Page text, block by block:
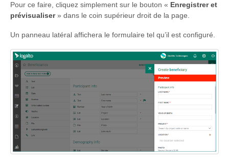
Pour ce faire, cliquez simplement sur le bouton « Enregistrer et
prévisualiser» dans le coin supérieur droit de la page.
Un panneau latéral affichera le formulaire tel qu’il est configuré.